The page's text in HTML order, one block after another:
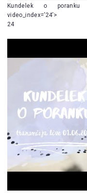
Kundelek o poranku
video_index=’24’>
24